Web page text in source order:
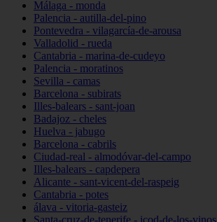
Málaga - monda
Palencia - autilla-del-pino
Pontevedra - vilagarcía-de-arousa
Valladolid - rueda
Cantabria - marina-de-cudeyo
Palencia - moratinos
Sevilla - camas
Barcelona - subirats
Illes-balears - sant-joan
Badajoz - cheles
Huelva - jabugo
Barcelona - cabrils
Ciudad-real - almodóvar-del-campo
Illes-balears - capdepera
Alicante - sant-vicent-del-raspeig
Cantabria - potes
álava - vitoria-gasteiz
Santa-cruz-de-tenerife - icod-de-los-vinos